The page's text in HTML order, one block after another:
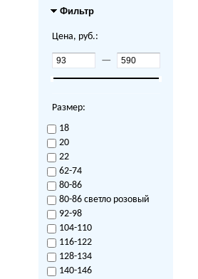
Фильтр
Цена, руб.:
—
Размер:
18
20
22
62-74
80-86
80-86 светло розовый
92-98
104-110
116-122
128-134
140-146